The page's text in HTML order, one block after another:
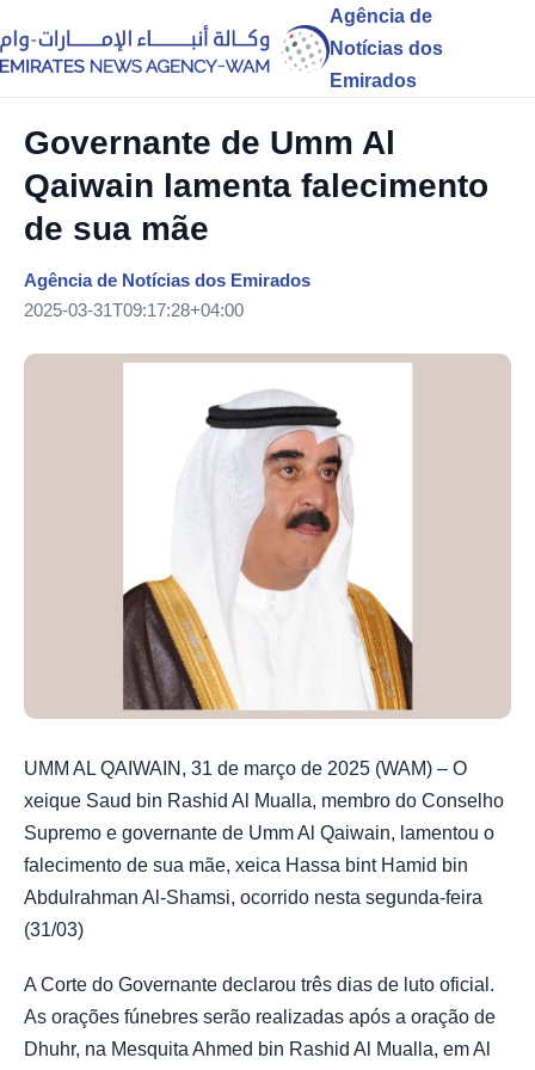
Agência de
Notícias dos
Emirados
Governante de Umm Al
Qaiwain lamenta falecimento
de sua mãe
Agência de Notícias dos Emirados
2025-03-31T09:17:28+04:00
UMM AL QAIWAIN, 31 de março de 2025 (WAM) – O
xeique Saud bin Rashid Al Mualla, membro do Conselho
Supremo e governante de Umm Al Qaiwain, lamentou o
falecimento de sua mãe, xeica Hassa bint Hamid bin
Abdulrahman Al-Shamsi, ocorrido nesta segunda-feira
(31/03)
A Corte do Governante declarou três dias de luto oficial.
As orações fúnebres serão realizadas após a oração de
Dhuhr, na Mesquita Ahmed bin Rashid Al Mualla, em Al